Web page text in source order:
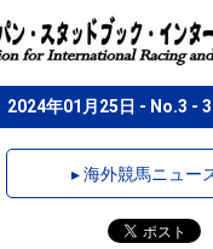
年01月25日 - No.3 - 3
▸ 海外競馬ニュー